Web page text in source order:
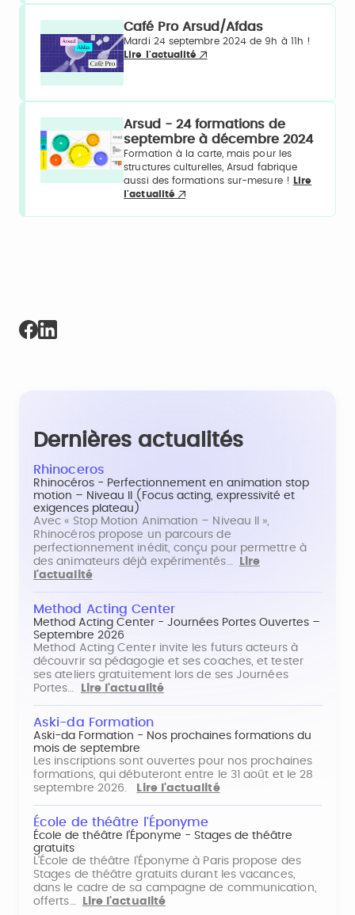
Café Pro Arsud/Afdas
Mardi 24 septembre 2024 de 9h à 11h !
Lire l'actualité
Arsud - 24 formations de
septembre à décembre 2024
Formation à la carte, mais pour les
structures culturelles, Arsud fabrique
aussi des formations sur-mesure !
Lire
l'actualité
Dernières actualités
Rhinoceros
Rhinocéros - Perfectionnement en animation stop
motion – Niveau II (Focus acting, expressivité et
exigences plateau)
Avec « Stop Motion Animation – Niveau II »,
Rhinocéros propose un parcours de
perfectionnement inédit, conçu pour permettre à
des animateurs déjà expérimentés…
Lire
l'actualité
Method Acting Center
Method Acting Center - Journées Portes Ouvertes –
Septembre 2026
Method Acting Center invite les futurs acteurs à
découvrir sa pédagogie et ses coaches, et tester
ses ateliers gratuitement lors de ses Journées
Portes…
Lire l'actualité
Aski-da Formation
Aski-da Formation - Nos prochaines formations du
mois de septembre
Les inscriptions sont ouvertes pour nos prochaines
formations, qui débuteront entre le 31 août et le 28
septembre 2026.
Lire l'actualité
École de théâtre l'Éponyme
École de théâtre l'Éponyme - Stages de théâtre
gratuits
L'École de théâtre l'Éponyme à Paris propose des
Stages de théâtre gratuits durant les vacances,
dans le cadre de sa campagne de communication,
offerts…
Lire l'actualité